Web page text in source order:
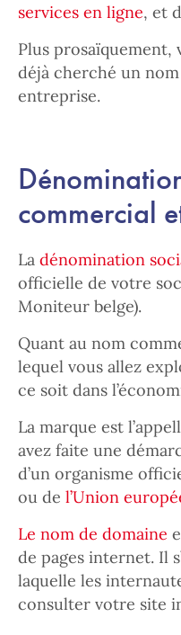
services en ligne, et
Plus prosaïquement,
déjà cherché un
entreprise.
commercial
La dénomination
officielle de votre
Moniteur belge).
Quant au nom
lequel vous allez
ce soit dans
La marque est
avez faite une
d’un organisme
ou de l’Union
Le nom de domaine
de pages internet. Il
laquelle les
consulter votre site